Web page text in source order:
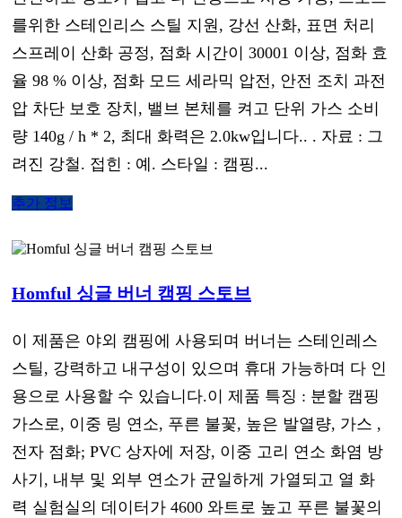
를위한 스테인리스 스틸 지원, 강선 산화, 표면 처리
스프레이 산화 공정, 점화 시간이 30001 이상, 점화 효
율 98 % 이상, 점화 모드 세라믹 압전, 안전 조치 과전
압 차단 보호 장치, 밸브 본체를 켜고 단위 가스 소비
량 140g / h * 2, 최대 화력은 2.0kw입니다.. . 자료 : 그
려진 강철. 접힌 : 예. 스타일 : 캠핑...
추가 정보
Homful 싱글 버너 캠핑 스토브
이 제품은 야외 캠핑에 사용되며 버너는 스테인레스
스틸, 강력하고 내구성이 있으며 휴대 가능하며 다 인
용으로 사용할 수 있습니다.이 제품 특징 : 분할 캠핑
가스로, 이중 링 연소, 푸른 불꽃, 높은 발열량, 가스 ,
전자 점화; PVC 상자에 저장, 이중 고리 연소 화염 방
사기, 내부 및 외부 연소가 균일하게 가열되고 열 화
력 실험실의 데이터가 4600 와트로 높고 푸른 불꽃의